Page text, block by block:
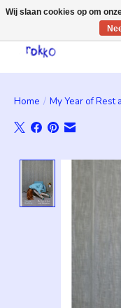
Home / My Year of Rest
Wij slaan cookies op om